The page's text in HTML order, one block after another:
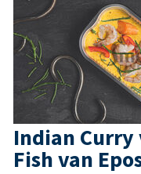
Indian
Fish van